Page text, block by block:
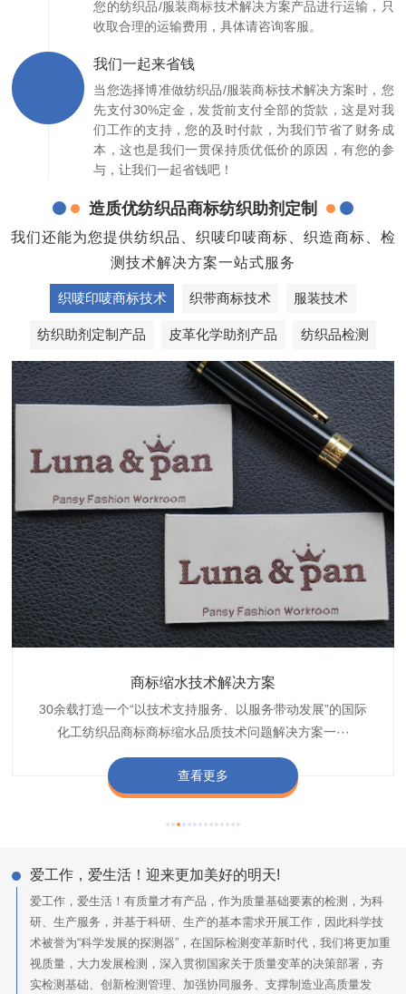
您的纺织品/服装商标技术解决方案产品进行运输，只
收取合理的运输费用，具体请咨询客服。
我们一起来省钱
当您选择博准做纺织品/服装商标技术解决方案时，您
先支付30%定金，发货前支付全部的货款，这是对我
们工作的支持，您的及时付款，为我们节省了财务成
本，这也是我们一贯保持质优低价的原因，有您的参
与，让我们一起省钱吧！
造质优纺织品商标纺织助剂定制
我们还能为您提供纺织品、织唛印唛商标、织造商标、检
测技术解决方案一站式服务
织唛印唛商标技术 织带商标技术 服装技术
纺织助剂定制产品 皮革化学助剂产品 纺织品检测
商标缩水技术解决方案
30余载打造一个“以技术支持服务、以服务带动发展”的国际
化工纺织品商标商标缩水品质技术问题解决方案一···
查看更多
织带商标防水技术解决方案
博准公司专注于织带商标防水技术解决方案30余载,励志于
纺织品商标企业打造含油量超标品质技术问题解决方···
查看更多
服装颜色不匀技术解决方案
博准是一家专注30余载设计研发织唛印唛商标、织带服装颜
色不匀品质技术问题解决方案一站式服务提供商,技···
查看更多
纺织品阻燃母粒
博准致力于成为纺织品商标阻燃母粒剂,TF-W760,TF-W760
阻燃母粒剂加工定制服务实力提供商,···
查看更多
爱工作，爱生活！迎来更加美好的明天!
爱工作，爱生活！有质量才有产品，作为质量基础要素的检测，为科
研、生产服务，并基于科研、生产的基本需求开展工作，因此科学技
术被誉为“科学发展的探测器”，在国际检测变革新时代，我们将更加重
视质量，大力发展检测，深入贯彻国家关于质量变革的决策部署，夯
实检测基础、创新检测管理、加强协同服务、支撑制造业高质量发